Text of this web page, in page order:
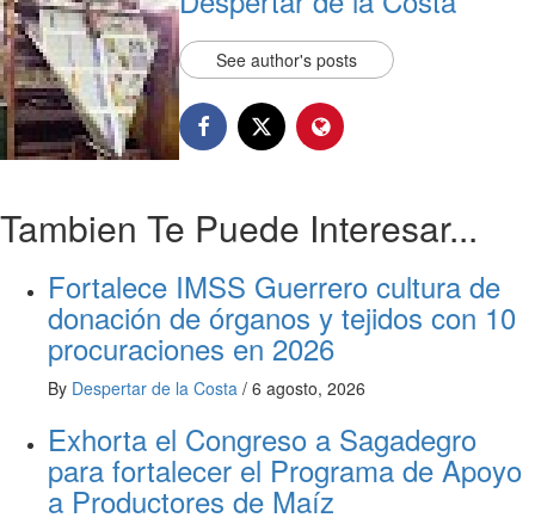
See author's posts
Tambien Te Puede Interesar...
Fortalece IMSS Guerrero cultura de
donación de órganos y tejidos con 10
procuraciones en 2026
By Despertar de la Costa / 6 agosto, 2026
Exhorta el Congreso a Sagadegro
para fortalecer el Programa de Apoyo
a Productores de Maíz